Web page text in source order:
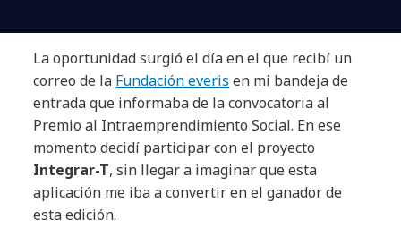
La oportunidad surgió el día en el que recibí un
correo de la Fundación everis en mi bandeja de
entrada que informaba de la convocatoria al
Premio al Intraemprendimiento Social. En ese
momento decidí participar con el proyecto
Integrar-T, sin llegar a imaginar que esta
aplicación me iba a convertir en el ganador de
esta edición.